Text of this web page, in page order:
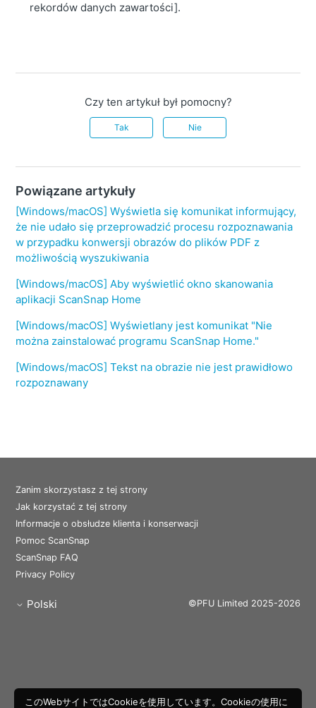
rekordów danych zawartości].
Czy ten artykuł był pomocny?
Tak Nie
Powiązane artykuły
[Windows/macOS] Wyświetla się komunikat informujący,
że nie udało się przeprowadzić procesu rozpoznawania
w przypadku konwersji obrazów do plików PDF z
możliwością wyszukiwania
[Windows/macOS] Aby wyświetlić okno skanowania
aplikacji ScanSnap Home
[Windows/macOS] Wyświetlany jest komunikat "Nie
można zainstalować programu ScanSnap Home."
[Windows/macOS] Tekst na obrazie nie jest prawidłowo
rozpoznawany
Zanim skorzystasz z tej strony
Jak korzystać z tej strony
Informacje o obsłudze klienta i konserwacji
Pomoc ScanSnap
ScanSnap FAQ
Privacy Policy
Polski ©PFU Limited 2025-2026
このWebサイトではCookieを使用しています。Cookieの使用に